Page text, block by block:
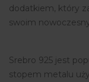
dodatkiem, który
swoim
Srebro 925 jest
stopem metalu